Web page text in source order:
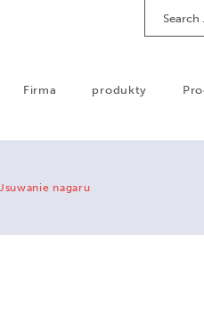
Firma produkty
nagaru